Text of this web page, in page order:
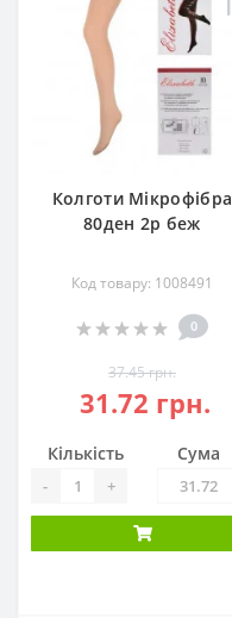
Колготи Мікрофібра
80ден 2р беж
Код товару: 1008491
0
37.45 грн.
31.72 грн.
Кількість
- +
Сума